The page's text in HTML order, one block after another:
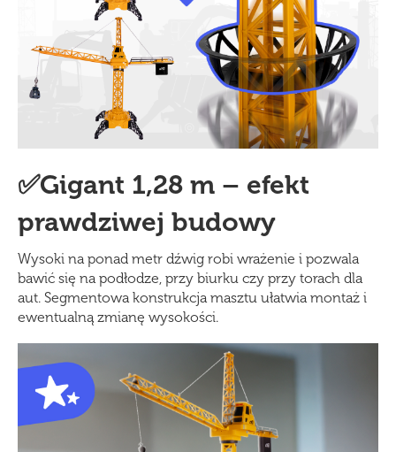
✅Gigant 1,28 m – efekt
prawdziwej budowy
Wysoki na ponad metr dźwig robi wrażenie i pozwala
bawić się na podłodze, przy biurku czy przy torach dla
aut. Segmentowa konstrukcja masztu ułatwia montaż i
ewentualną zmianę wysokości.